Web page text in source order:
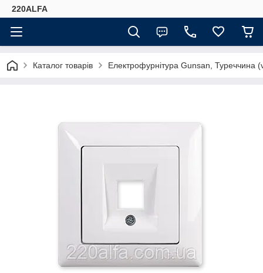
220ALFA
Каталог товарів Електрофурнітура Gunsan, Туреччина